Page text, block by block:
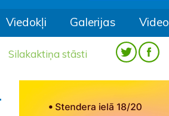
Viedokļi Galerijas Video
Silakaktiņa stāsti